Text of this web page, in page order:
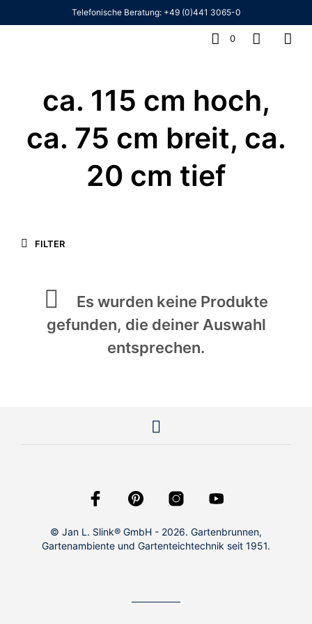
Telefonische Beratung: +49 (0)441 3065-0
0
ca. 115 cm hoch,
ca. 75 cm breit, ca.
20 cm tief
FILTER
Es wurden keine Produkte
gefunden, die deiner Auswahl
entsprechen.
© Jan L. Slink® GmbH - 2026. Gartenbrunnen,
Gartenambiente und Gartenteichtechnik seit 1951.